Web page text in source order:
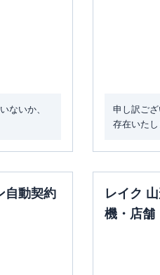
ないか、
申し訳ご
存在いたし
自動契約
レイク
機・店舗